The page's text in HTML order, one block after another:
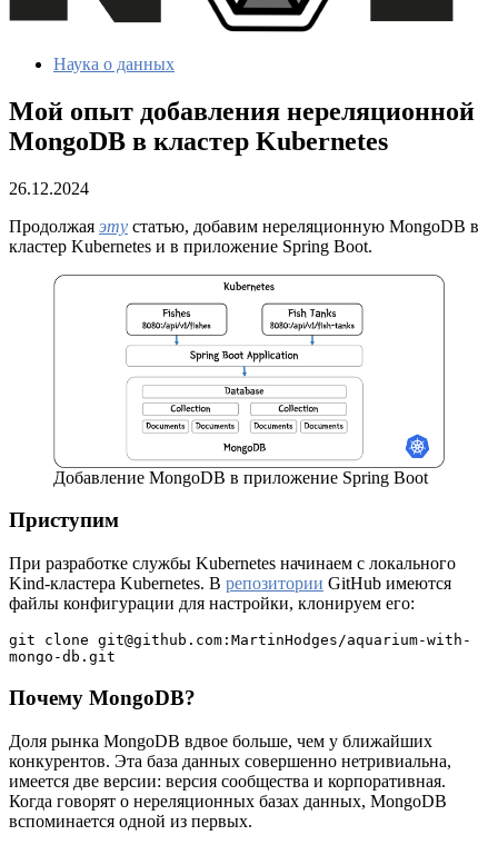
Наука о данных
Мой опыт добавления нереляционной
MongoDB в кластер Kubernetes
26.12.2024
Продолжая эту статью, добавим нереляционную MongoDB в
кластер Kubernetes и в приложение Spring Boot.
Добавление MongoDB в приложение Spring Boot
Приступим
При разработке службы Kubernetes начинаем с локального
Kind-кластера Kubernetes. В репозитории GitHub имеются
файлы конфигурации для настройки, клонируем его:
git clone git@github.com:MartinHodges/aquarium-with-
mongo-db.git
Почему MongoDB?
Доля рынка MongoDB вдвое больше, чем у ближайших
конкурентов. Эта база данных совершенно нетривиальна,
имеется две версии: версия сообщества и корпоративная.
Когда говорят о нереляционных базах данных, MongoDB
вспоминается одной из первых.